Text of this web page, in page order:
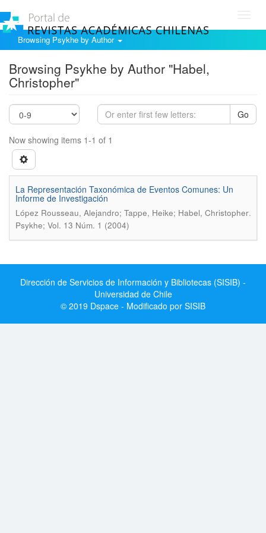
Browsing Psykhe by Author
Browsing Psykhe by Author "Habel,
Christopher"
Go
Now showing items 1-1 of 1
La Representación Taxonómica de Eventos Comunes: Un
Informe de Investigación
López Rousseau, Alejandro; Tappe, Heike; Habel, Christopher.
Psykhe; Vol. 13 Núm. 1 (2004)
Dirección de Servicios de Información y Bibliotecas (SISIB) -
Universidad de Chile
© 2019 Dspace - Modificado por SISIB